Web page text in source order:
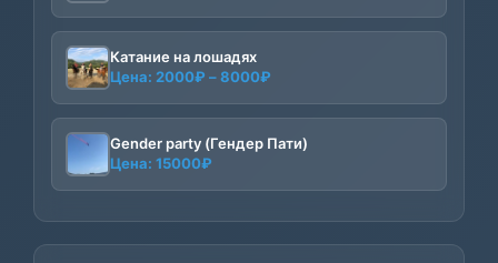
Катание на лошадях
Цена: 2000₽ –8000₽
2000₽
–
Gender party (Гендер Пати)
Цена: 15000₽